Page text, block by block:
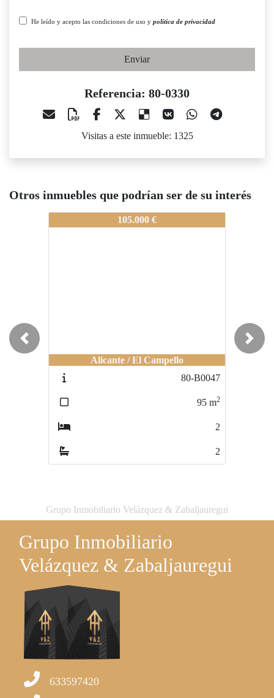
He leído y acepto las condiciones de uso y política de privacidad
Enviar
Referencia: 80-0330
Visitas a este inmueble: 1325
Otros inmuebles que podrían ser de su interés
Alicante / El Campello
55.000 €
Alicante
80-A0225
66
Previous Next
Grupo Inmobiliario Velázquez & Zabaljauregui
Grupo Inmobiliario
Velázquez & Zabaljauregui
633597420